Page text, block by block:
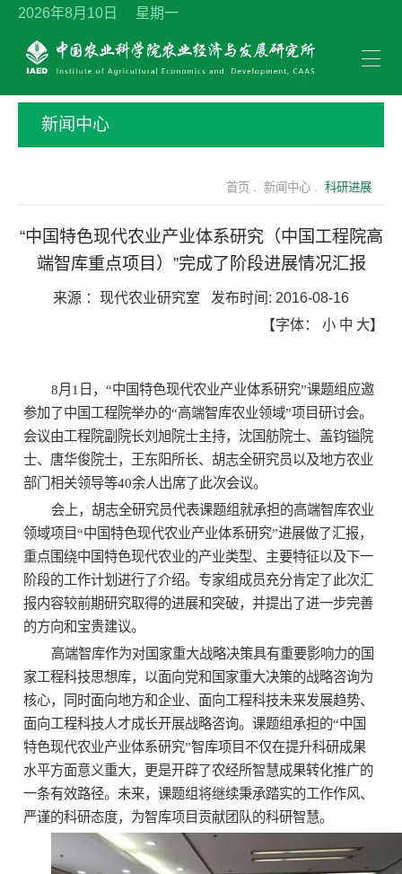
2026年8月10日 星期一
新闻中心
首页 . 新闻中心 . 科研进展
“中国特色现代农业产业体系研究（中国工程院高
端智库重点项目）”完成了阶段进展情况汇报
来源 ： 现代农业研究室 发布时间: 2016-08-16
【字体： 小 中 大】
8月1日， “中国特色现代农业产业体系研究”课题组应邀
参加了中国工程院举办的“高端智库农业领域”项目研讨会。
会议由工程院副院长刘旭院士主持，沈国舫院士、盖钧镒院
士、唐华俊院士，王东阳所长、胡志全研究员以及地方农业
部门相关领导等40余人出席了此次会议。
会上，胡志全研究员代表课题组就承担的高端智库农业
领域项目“中国特色现代农业产业体系研究”进展做了汇报，
重点围绕中国特色现代农业的产业类型、主要特征以及下一
阶段的工作计划进行了介绍。专家组成员充分肯定了此次汇
报内容较前期研究取得的进展和突破，并提出了进一步完善
的方向和宝贵建议。
高端智库作为对国家重大战略决策具有重要影响力的国
家工程科技思想库，以面向党和国家重大决策的战略咨询为
核心，同时面向地方和企业、面向工程科技未来发展趋势、
面向工程科技人才成长开展战略咨询。课题组承担的“中国
特色现代农业产业体系研究”智库项目不仅在提升科研成果
水平方面意义重大，更是开辟了农经所智慧成果转化推广的
一条有效路径。未来，课题组将继续秉承踏实的工作作风、
严谨的科研态度，为智库项目贡献团队的科研智慧。